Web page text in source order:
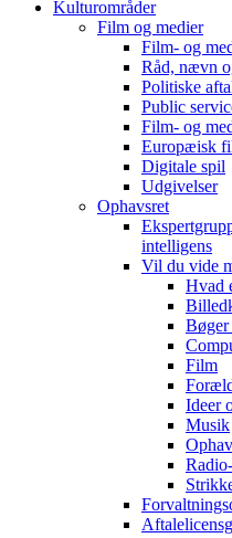
Kulturområder
Film og medier
Film- og
Råd, nævn
Politiske
Public
Film- og
Europæisk
Digitale spil
Udgivelser
Ophavsret
intelligens
Vil du vide
Hvad
Bøger
Film
Ideer
Musik